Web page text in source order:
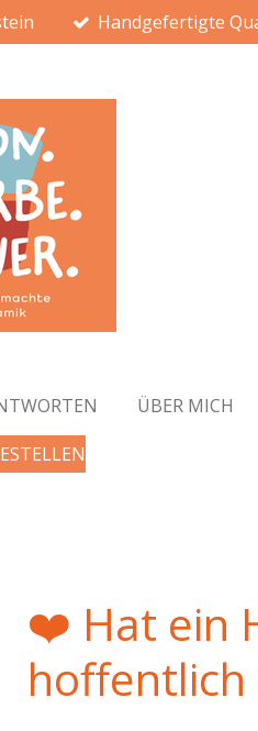
Handgefertigte
ÜBER MICH
❤️ Hat ein
hoffentlich